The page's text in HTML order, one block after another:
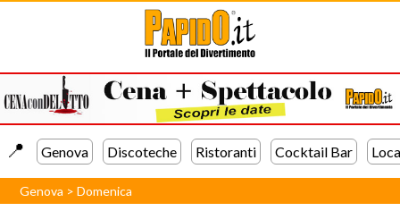
📍️ Genova Discoteche Ristoranti Cocktail Bar
Genova >Domenica